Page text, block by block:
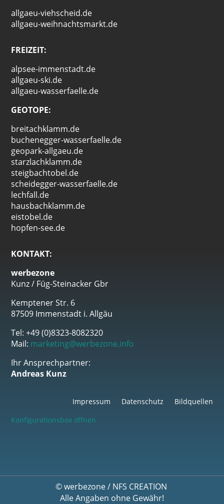
allgaeu-viehscheid.de
allgaeu-weihnachtsmarkt.de
FREIZEIT:
alpsee-immenstadt.de
allgaeu-ski.de
allgaeu-wasserfaelle.de
GEOTOPE:
breitachklamm.de
buchenegger-wasserfaelle.de
geopark-allgaeu.de
starzlachklamm.de
steigbachtobel.de
scheidegger-wasserfaelle.de
lechfall.de
hausbachklamm.de
eistobel.de
hopfen-see.de
KONTAKT:
werbezone
Kunz / Füg-Steinacker Gbr
Kemptener Str. 6
87509 Immenstadt i. Allgäu
Tel: +49 (0)8323-8082320
Mail: marketing@werbezone.info
Ihr Ansprechpartner:
Andreas Kunz
Impressum Datenschutz
Bildquellen
Konfigurationsbox öffnen
©werbezone/ NFS CREATION
Alle Angaben ohne Gewähr!